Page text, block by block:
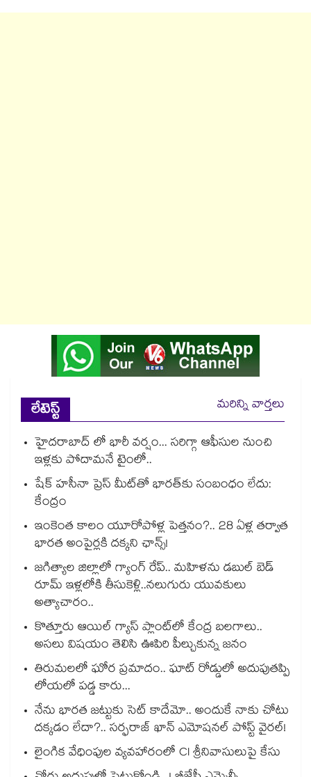
లేటెస్ట్
మరిన్ని వార్తలు
హైదరాబాద్ లో భారీ వర్షం... సరిగ్గా ఆఫీసుల నుంచి
ఇళ్లకు పోదామనే టైంలో..
షేక్ హసీనా ప్రెస్ మీట్‎తో భారత్‎కు సంబంధం లేదు:
కేంద్రం
ఇంకెంత కాలం యూరోపోళ్ల పెత్తనం?.. 28 ఏళ్ల తర్వాత
భారత అంపైర్లకి దక్కని ఛాన్స్!
జగిత్యాల జిల్లాలో గ్యాంగ్ రేప్.. మహిళను డబుల్ బెడ్
రూమ్ ఇళ్లలోకి తీసుకెళ్లి..నలుగురు యువకులు
అత్యాచారం..
కొత్తూరు ఆయిల్ గ్యాస్⁪ ప్లాంట్⁫లో కేంద్ర బలగాలు..
అసలు విషయం తెలిసి ఊపిరి పీల్చుకున్న జనం
తిరుమలలో ఘోర ప్రమాదం.. ఘాట్ రోడ్డులో అదుపుతప్పి
లోయలో పడ్డ కారు...
నేను భారత జట్టుకు సెట్ కాదేమో.. అందుకే నాకు చోటు
దక్కడం లేదా?.. సర్ఫరాజ్ ఖాన్ ఎమోషనల్ పోస్ట్ వైరల్!
లైంగిక వేధింపుల వ్యవహారంలో CI శ్రీనివాసులుపై కేసు